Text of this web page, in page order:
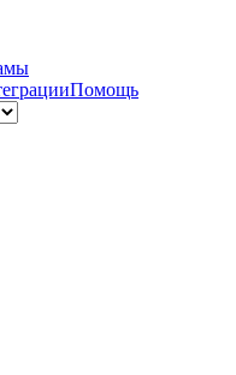
Помощь